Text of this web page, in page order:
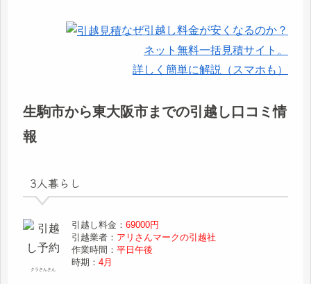
なぜ引越し料金が安くなるのか？
ネット無料一括見積サイト。
詳しく簡単に解説（スマホも）
生駒市から東大阪市までの引越し口コミ情
報
3人暮らし
クラさんさん
引越し料金：69000円
引越業者： アリさんマークの引越社
作業時間：平日午後
時期：4月